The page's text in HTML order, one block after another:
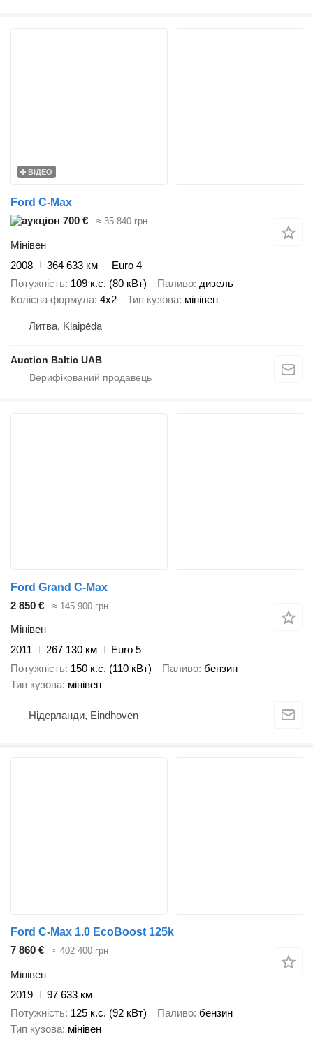
ВІДЕО
Ford C-Max
700 €
≈ 35 840 грн
Мінівен
2008
364 633 км
Euro 4
Потужність 109 к.с. (80 кВт) Паливо дизель
Колісна формула 4x2 Тип кузова мінівен
Литва, Klaipėda
Auction Baltic UAB
Ford Grand C-Max
2 850 €
≈ 145 900 грн
Мінівен
2011
267 130 км
Euro 5
Потужність 150 к.с. (110 кВт) Паливо бензин
Тип кузова мінівен
Нідерланди, Eindhoven
Ford C-Max 1.0 EcoBoost 125k
7 860 €
≈ 402 400 грн
Мінівен
2019
97 633 км
Потужність 125 к.с. (92 кВт) Паливо бензин
Тип кузова мінівен